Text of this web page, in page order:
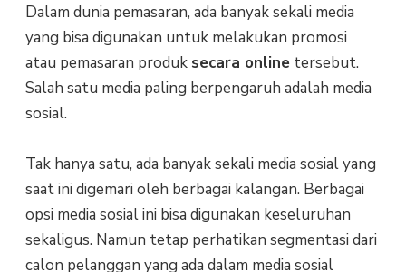
Dalam dunia pemasaran, ada banyak sekali media
yang bisa digunakan untuk melakukan promosi
atau pemasaran produk secara onlinetersebut.
Salah satu media paling berpengaruh adalah media
sosial.
Tak hanya satu, ada banyak sekali media sosial yang
saat ini digemari oleh berbagai kalangan. Berbagai
opsi media sosial ini bisa digunakan keseluruhan
sekaligus. Namun tetap perhatikan segmentasi dari
calon pelanggan yang ada dalam media sosial